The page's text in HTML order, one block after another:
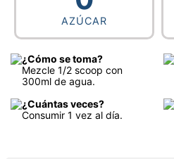
AZÚCAR
¿Cómo se toma?
Mezcle 1/2 scoop con
300ml de agua.
¿Cuántas veces?
Consumir 1 vez al día.